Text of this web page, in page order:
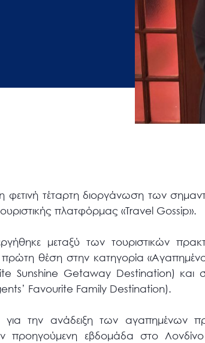
φετινή τέταρτη διοργάνωση των
πλατφόρμας «Travel Gossip».
μεταξύ των τουριστικών
θέση στην κατηγορία
Sunshine Getaway Destination) και
Favourite Family Destination).
την ανάδειξη των αγαπημένων
προηγούμενη εβδομάδα στο